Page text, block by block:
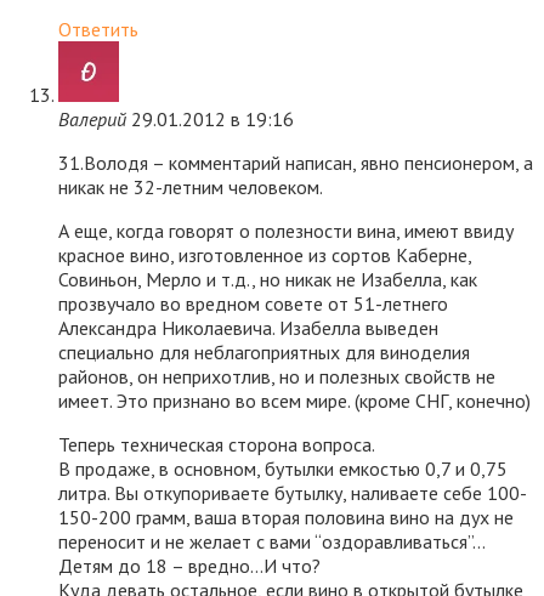
Ответить
Валерий 29.01.2012 в 19:16
31.Володя – комментарий написан, явно пенсионером, а
никак не 32-летним человеком.
А еще, когда говорят о полезности вина, имеют ввиду
красное вино, изготовленное из сортов Каберне,
Совиньон, Мерло и т.д., но никак не Изабелла, как
прозвучало во вредном совете от 51-летнего
Александра Николаевича. Изабелла выведен
специально для неблагоприятных для виноделия
районов, он неприхотлив, но и полезных свойств не
имеет. Это признано во всем мире. (кроме СНГ, конечно)
Теперь техническая сторона вопроса.
В продаже, в основном, бутылки емкостью 0,7 и 0,75
литра. Вы откупориваете бутылку, наливаете себе 100-
150-200 грамм, ваша вторая половина вино на дух не
переносит и не желает с вами “оздоравливаться”…
Детям до 18 – вредно…И что?
Куда девать остальное, если вино в открытой бутылке